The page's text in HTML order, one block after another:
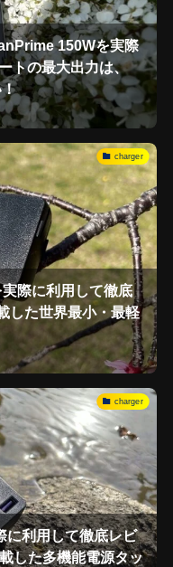
150Wを実際
トの最大出力は、
charger
際に利用して徹底
した世界最小・最軽
charger
利用して徹底レビ
した多機能電源タッ